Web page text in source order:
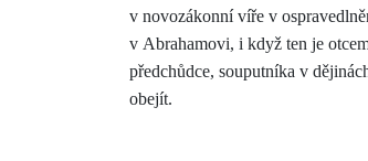
v novozákonní víře v
v Abrahamovi, i když ten je
předchůdce, souputníka v
obejít.